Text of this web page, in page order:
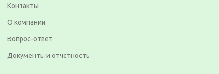
Контакты
О компании
Вопрос-ответ
Документы и отчетность